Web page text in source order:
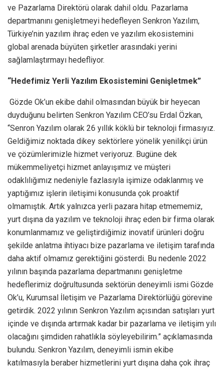
ve Pazarlama Direktörü olarak dahil oldu. Pazarlama
departmanını genişletmeyi hedefleyen Senkron Yazılım,
Türkiye’nin yazılım ihraç eden ve yazılım ekosistemini
global arenada büyüten şirketler arasındaki yerini
sağlamlaştırmayı hedefliyor.
“Hedefimiz Yerli Yazılım Ekosistemini Genişletmek”
Gözde Ok’un ekibe dahil olmasından büyük bir heyecan
duyduğunu belirten Senkron Yazılım CEO’su Erdal Özkan,
“Senron Yazılım olarak 26 yıllık köklü bir teknoloji firmasıyız.
Geldiğimiz noktada dikey sektörlere yönelik yenilikçi ürün
ve çözümlerimizle hizmet veriyoruz. Bugüne dek
mükemmeliyetçi hizmet anlayışımız ve müşteri
odaklılığımız nedeniyle fazlasıyla işimize odaklanmış ve
yaptığımız işlerin iletişimi konusunda çok proaktif
olmamıştık. Artık yalnızca yerli pazara hitap etmememiz,
yurt dışına da yazılım ve teknoloji ihraç eden bir firma olarak
konumlanmamız ve geliştirdiğimiz inovatif ürünleri doğru
şekilde anlatma ihtiyacı bize pazarlama ve iletişim tarafında
daha aktif olmamız gerektiğini gösterdi. Bu nedenle 2022
yılının başında pazarlama departmanını genişletme
hedeflerimiz doğrultusunda sektörün deneyimli ismi Gözde
Ok’u, Kurumsal İletişim ve Pazarlama Direktörlüğü görevine
getirdik. 2022 yılının Senkron Yazılım açısından satışları yurt
içinde ve dışında artırmak kadar bir pazarlama ve iletişim yılı
olacağını şimdiden rahatlıkla söyleyebilirim.” açıklamasında
bulundu. Senkron Yazılım, deneyimli ismin ekibe
katılmasıyla beraber hizmetlerini yurt dışına daha çok ihraç